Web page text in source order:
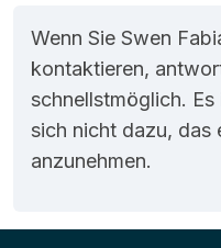
Wenn Sie Swen
kontaktieren,
schnellstmöglich. Es
sich nicht dazu, das
anzunehmen.